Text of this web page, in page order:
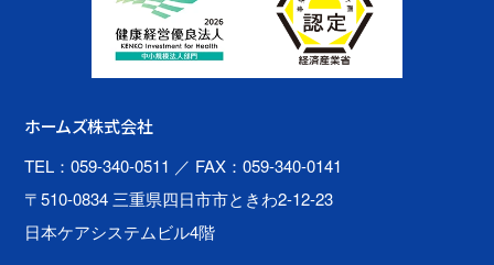
ホームズ株式会社
TEL：059-340-0511 ／ FAX：059-340-0141
〒510-0834 三重県四日市市ときわ2-12-23
日本ケアシステムビル4階